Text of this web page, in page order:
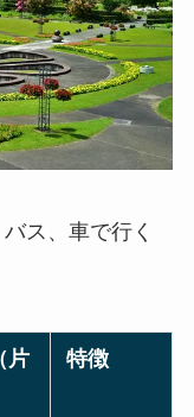
ス、車で行く
片
特徴